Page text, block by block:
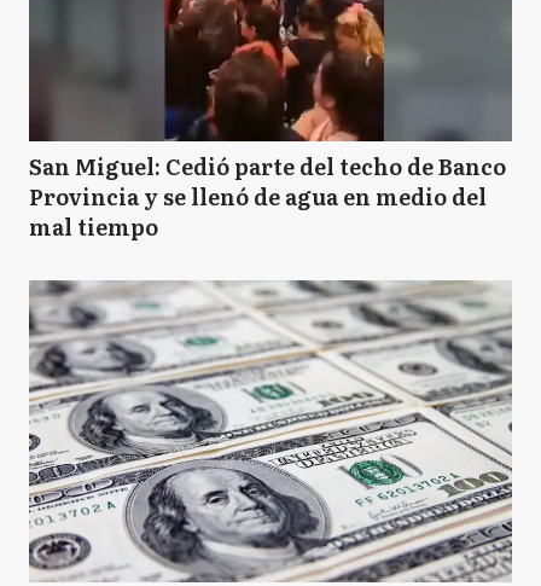
San Miguel: Cedió parte del techo de Banco
Provincia y se llenó de agua en medio del
mal tiempo